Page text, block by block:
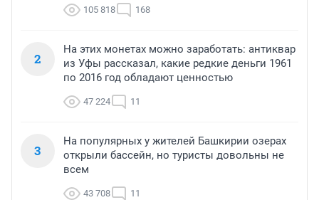
105 818 168
2
На этих монетах можно заработать: антиквар
из Уфы рассказал, какие редкие деньги 1961
по 2016 год обладают ценностью
47 224 11
3
На популярных у жителей Башкирии озерах
открыли бассейн, но туристы довольны не
всем
43 708 11